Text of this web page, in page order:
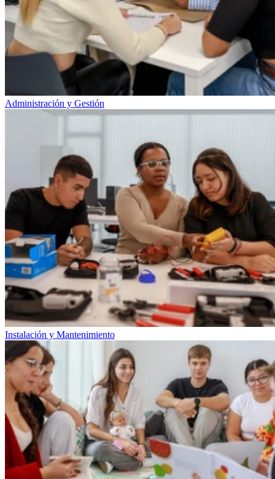
Administración y Gestión
Instalación y Mantenimiento